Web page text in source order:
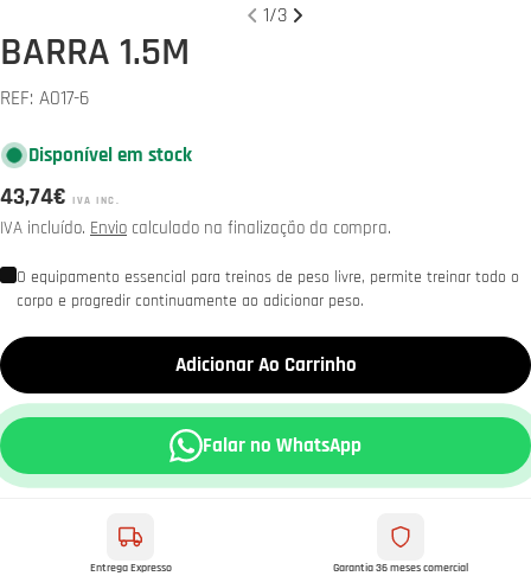
1/3
BARRA 1.5M
REF: A017-6
Disponível em stock
Preço
normal
43,74€ IVA INC.
IVA incluído. Envio calculado na finalização da compra.
O equipamento essencial para treinos de peso livre, permite treinar todo o
corpo e progredir continuamente ao adicionar peso.
Adicionar Ao Carrinho
Falar no WhatsApp
Entrega Expresso Garantia 36 meses comercial